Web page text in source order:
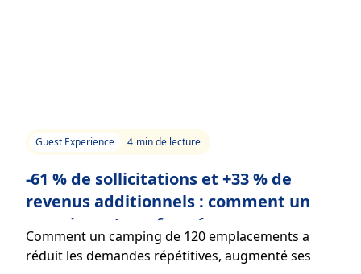
Guest Experience 4 min de lecture
-61 % de sollicitations et +33 % de
revenus additionnels : comment un
camping a transformé sa
communication voyageurs
Comment un camping de 120 emplacements a
réduit les demandes répétitives, augmenté ses